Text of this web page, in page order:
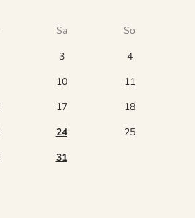
Sa
So
3
4
10
11
17
18
24
25
31